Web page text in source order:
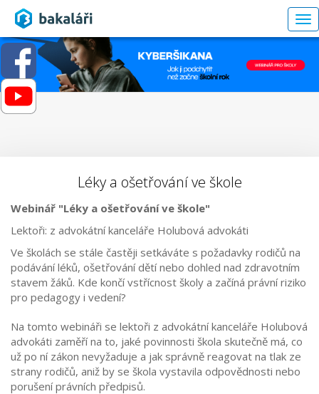
Léky a ošetřování ve škole
Webinář "Léky a ošetřování ve škole"
Lektoři: z advokátní kanceláře Holubová advokáti
Ve školách se stále častěji setkáváte s požadavky rodičů na
podávání léků, ošetřování dětí nebo dohled nad zdravotním
stavem žáků. Kde končí vstřícnost školy a začíná právní riziko
pro pedagogy i vedení?
Na tomto webináři se lektoři z advokátní kanceláře Holubová
advokáti zaměří na to, jaké povinnosti škola skutečně má, co
už po ní zákon nevyžaduje a jak správně reagovat na tlak ze
strany rodičů, aniž by se škola vystavila odpovědnosti nebo
porušení právních předpisů.